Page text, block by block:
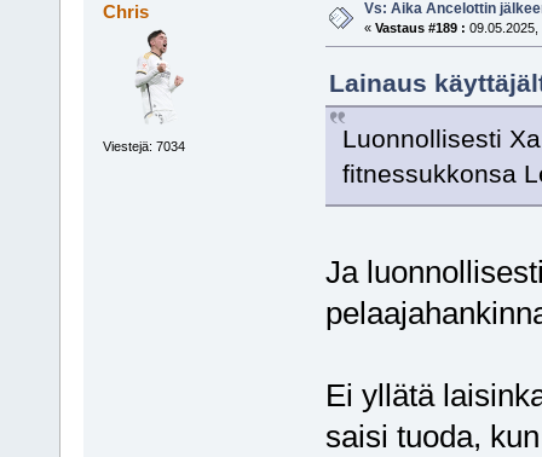
Chris
Viestejä: 7034
Vs: Aika Ancelottin
« Vastaus #189 : 09.05.2025,
Lainaus
Luonnollisesti
fitnessukkonsa
Ja
Ei yllätä
saisi tuoda,